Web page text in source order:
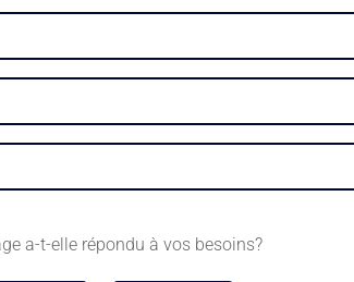
a-t-elle répondu à vos besoins?